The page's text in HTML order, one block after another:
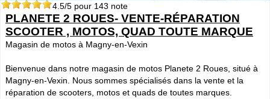
4.5/5 pour 143 note
PLANETE 2 ROUES- VENTE-RÉPARATION
SCOOTER , MOTOS, QUAD TOUTE MARQUE
Magasin de motos à Magny-en-Vexin
Bienvenue dans notre magasin de motos Planete 2 Roues, situé à
Magny-en-Vexin. Nous sommes spécialisés dans la vente et la
réparation de scooters, motos et quads de toutes marques.